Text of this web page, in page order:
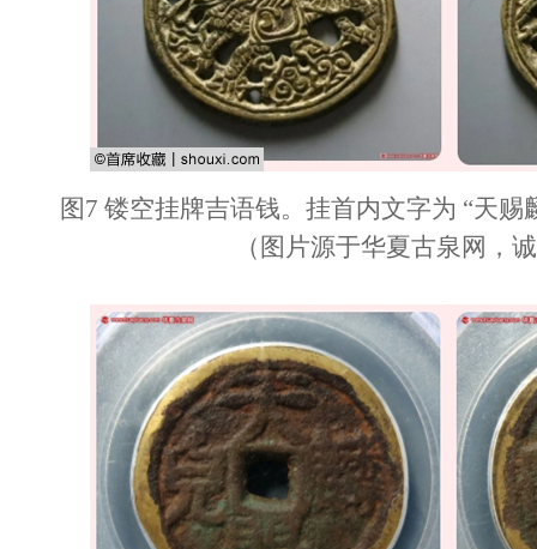
图7 镂空挂牌吉语钱。挂首内文字为 “天
（图片源于华夏古泉网，